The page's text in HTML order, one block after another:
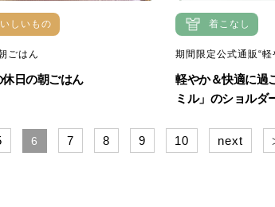
しいもの
ごはん
日の朝ごはん
着こなし
期間限定公式通販“軽
軽やか＆快適に過
ミル」のショルダ
6 7 8 9 10 next